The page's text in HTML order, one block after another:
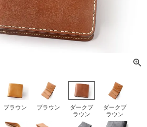
ブラウン ブラウン
ダークブ
ラウン
ダークブ
ラウン